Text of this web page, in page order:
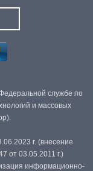
службе по
и массовых
г. (внесение
от 03.05.2011 г.)
информационно-